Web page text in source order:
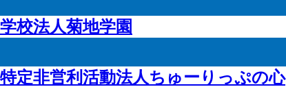
学校法人菊地学園
特定非営利活動法人ちゅーりっぷの心